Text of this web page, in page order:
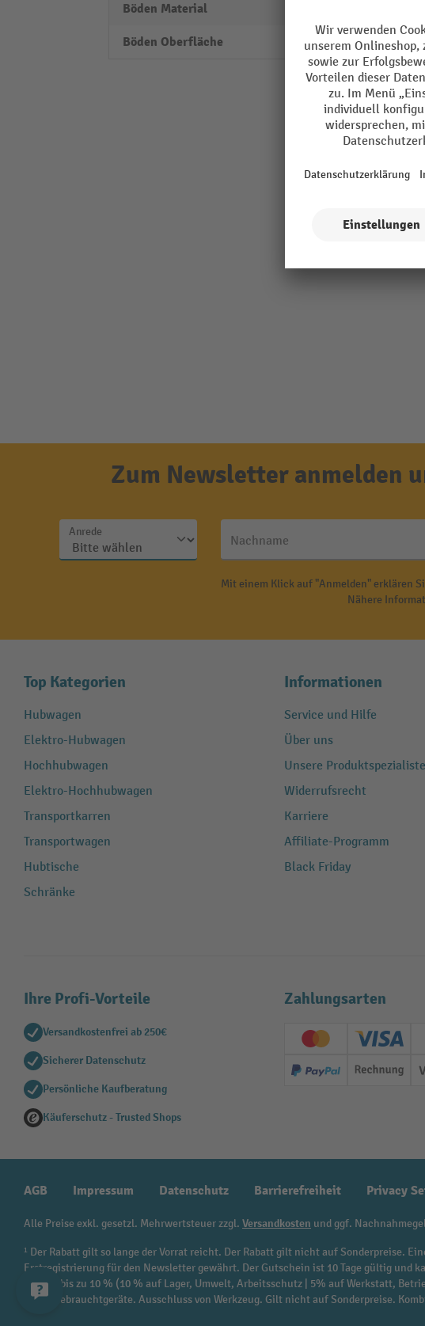
Böden Material
Böden Oberfläche
Zum Newsletter anmelden
Anrede
Nachname
Mit einem Klick auf "Anmelden" erklären
Nähere
Top Kategorien
Hubwagen
Elektro-Hubwagen
Hochhubwagen
Elektro-Hochhubwagen
Transportkarren
Transportwagen
Hubtische
Schränke
Informationen
Service und Hilfe
Über uns
Unsere
Widerrufsrecht
Karriere
Affiliate-Programm
Black Friday
Ihre Profi-Vorteile
Versandkostenfrei ab 250€
Sicherer Datenschutz
Persönliche Kaufberatung
Käuferschutz - Trusted Shops
Zahlungsarten
Creditcard (Master)
PayPal
AGB Impressum Datenschutz Barrierefreiheit Privacy
Alle Preise exkl. gesetzl. Mehrwertsteuer zzgl. Versandkosten und ggf.
¹ Der Rabatt gilt so lange der Vorrat reicht. Der Rabatt gilt nicht auf Sonderpreise.
Erstregistrierung für den Newsletter gewährt. Der Gutschein ist 10 Tage gültig und
beträgt bis zu 10 % (10 % auf Lager, Umwelt, Arbeitsschutz | 5% auf Werkstatt,
sowie Gebrauchtgeräte. Ausschluss von Werkzeug. Gilt nicht auf Sonderpreise.